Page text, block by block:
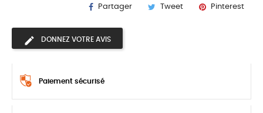
Partager Tweet Pinterest
DONNEZ VOTRE AVIS
Paiement sécurisé